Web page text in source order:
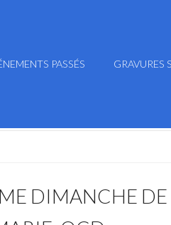
PASSÉS GRAVURES
DIMANCHE DE